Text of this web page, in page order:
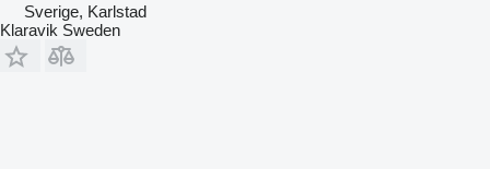
Sverige, Karlstad
Klaravik Sweden